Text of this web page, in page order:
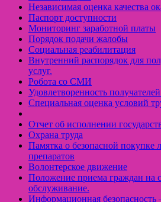
Независимая оценка качества
Паспорт доступности
Мониторинг заработной платы
Порядок подачи жалобы
Социальная реабилитация
Внутренний распорядок для
услуг.
Робота со СМИ
Удовлетворенность
Специальная оценка условий
Отчет об исполнении
Охрана труда
Памятка о безопасной покупке
препаратов
Волонтерское движение
Положение приема граждан на
обслуживание.
Информационная